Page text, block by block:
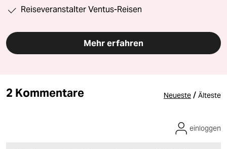
Reiseveranstalter Ventus-Reisen
Mehr erfahren
2 Kommentare Neueste / Älteste
einloggen